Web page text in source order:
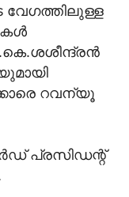
വേഗത്തിലുള്ള
റവന്യൂ
പ്രസിഡന്റ്